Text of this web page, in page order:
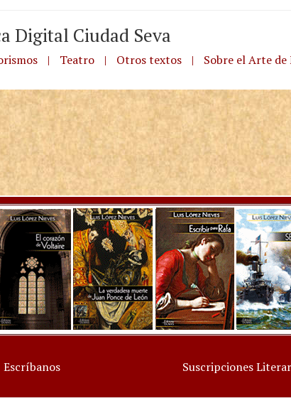
Digital Ciudad Seva
| Teatro | Otros textos | Sobre el Arte
Escríbanos Suscripciones